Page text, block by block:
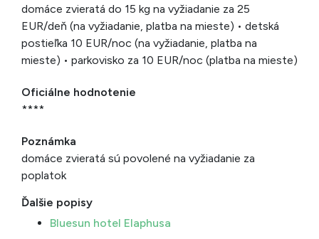
domáce zvieratá do 15 kg na vyžiadanie za 25
EUR/deň (na vyžiadanie, platba na mieste) • detská
postieľka 10 EUR/noc (na vyžiadanie, platba na
mieste) • parkovisko za 10 EUR/noc (platba na mieste)
Oficiálne hodnotenie
****
Poznámka
domáce zvieratá sú povolené na vyžiadanie za
poplatok
Ďalšie popisy
Bluesun hotel Elaphusa